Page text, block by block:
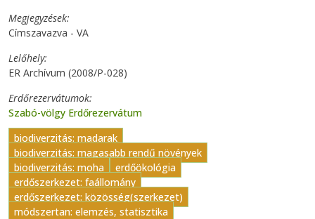
Megjegyzések
Címszavazva - VA
Lelőhely
ER Archívum (2008/P-028)
Erdőrezervátumok
Szabó-völgy Erdőrezervátum
biodiverzitás: madarak
biodiverzitás: magasabb rendű növények
biodiverzitás: moha
erdőökológia
erdőszerkezet: faállomány
erdőszerkezet: közösség(szerkezet)
módszertan: elemzés, statisztika